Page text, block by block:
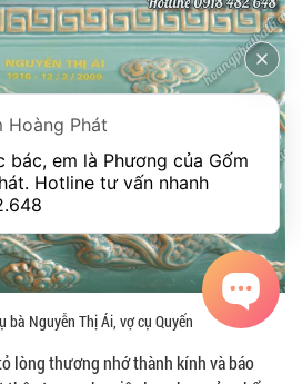
bà Nguyễn Thị Ái, vợ cụ Quyến
lòng thương nhớ thành kính và báo
Hoàng Phát
bác, em là Phương của Gốm